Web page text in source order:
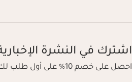
اشترك في النشرة
احصل على خصم 10% على أول طلب لك